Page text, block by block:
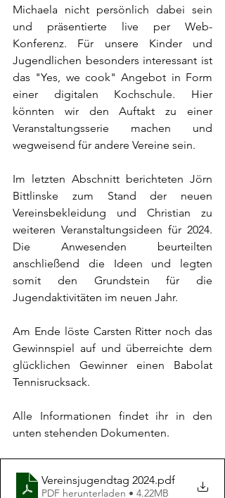
Michaela nicht persönlich dabei sein
und präsentierte live per Web-
Konferenz. Für unsere Kinder und
Jugendlichen besonders interessant ist
das "Yes, we cook" Angebot in Form
einer digitalen Kochschule. Hier
könnten wir den Auftakt zu einer
Veranstaltungsserie machen und
wegweisend für andere Vereine sein.
Im letzten Abschnitt berichteten Jörn
Bittlinske zum Stand der neuen
Vereinsbekleidung und Christian zu
weiteren Veranstaltungsideen für 2024.
Die Anwesenden beurteilten
anschließend die Ideen und legten
somit den Grundstein für die
Jugendaktivitäten im neuen Jahr.
Am Ende löste Carsten Ritter noch das
Gewinnspiel auf und überreichte dem
glücklichen Gewinner einen Babolat
Tennisrucksack.
Alle Informationen findet ihr in den
unten stehenden Dokumenten.
Vereinsjugendtag 2024.pdf
PDF herunterladen • 4.22MB